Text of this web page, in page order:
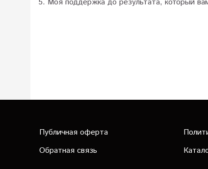
Публичная оферта
Обратная связь